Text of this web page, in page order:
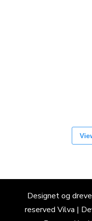
Designet og
reserved Vilva |